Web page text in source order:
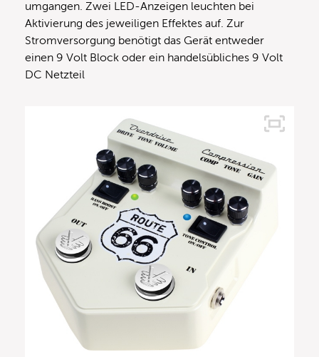
umgangen. Zwei LED-Anzeigen leuchten bei
Aktivierung des jeweiligen Effektes auf. Zur
Stromversorgung benötigt das Gerät entweder
einen 9 Volt Block oder ein handelsübliches 9 Volt
DC Netzteil